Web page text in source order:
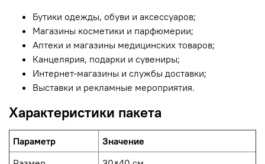
Бутики одежды, обуви и аксессуаров;
Магазины косметики и парфюмерии;
Аптеки и магазины медицинских товаров;
Канцелярия, подарки и сувениры;
Интернет-магазины и службы доставки;
Выставки и рекламные мероприятия.
Характеристики пакета
Параметр
Значение